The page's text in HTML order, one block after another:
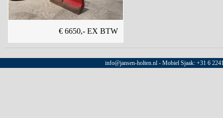
€ 6650,- EX BTW
info@jansen-holten.nl - Mobiel Sjaak: +31 6